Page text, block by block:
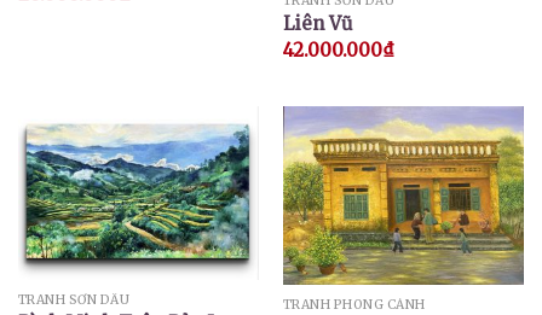
Liên Vũ
42.000.000₫
TRANH SƠN DẦU TRANH PHONG CẢNH